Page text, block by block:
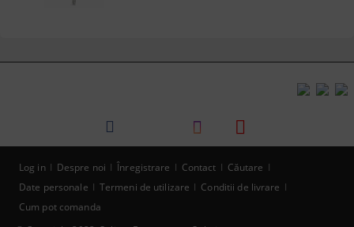
Log in Despre noi Înregistrare Contact
Căutare
Date personale
Termeni de utilizare
Conditii de livrare
Cum pot comanda